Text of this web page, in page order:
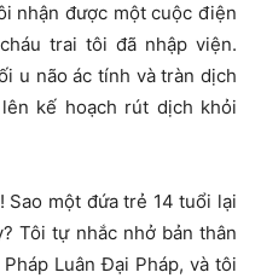
nhận được một cuộc điện
trai tôi đã nhập viện.
u não ác tính và tràn dịch
kế hoạch rút dịch khỏi
một đứa trẻ 14 tuổi lại
Tôi tự nhắc nhở bản thân
Luân Đại Pháp, và tôi